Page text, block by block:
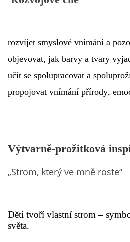
PÍSNĚ K TÉMATU PODZIM
BÁSNĚ K TÉMATU PODZIM
BÁSNĚ K TÉMATU ZIMA
VZDĚLÁVACÍ PLÁN OD ZÁŘÍ DO
rozvíjet smyslové vnímání a
objevovat, jak barvy a tvary
učit se spolupracovat a
propojovat vnímání přírody,
Výtvarně-prožitková
„Strom, který ve mně roste“
Děti tvoří vlastní strom –
světa.